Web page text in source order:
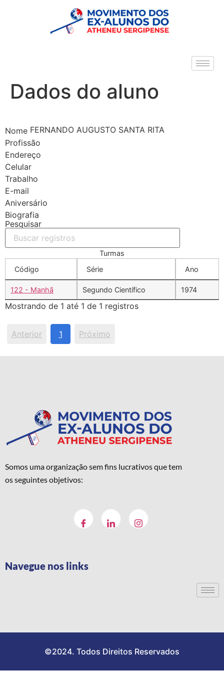
Dados do aluno
Nome FERNANDO AUGUSTO SANTA RITA
Profissão
Endereço
Celular
Trabalho
E-mail
Aniversário
Biografia
Pesquisar
Turmas
Código
Série Ano
122 - Manhã Segundo Científico 1974
Mostrando de 1 até 1 de 1 registros
Anterior 1 Próximo
Somos uma organização sem fins lucrativos que tem
os seguintes objetivos:
Navegue nos links
©2024. Todos Direitos Reservados